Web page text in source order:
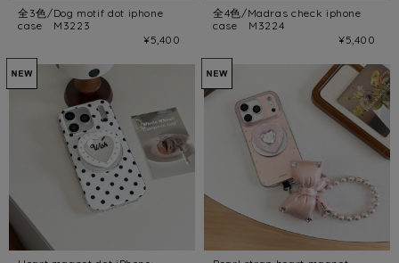
全3色/Dog motif dot iphone
case M3223
¥5,400
全4色/Madras check iphone
case M3224
¥5,400